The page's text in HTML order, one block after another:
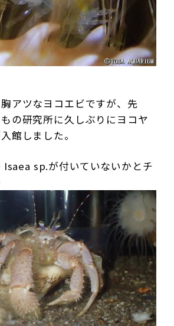
アツなヨコエビですが、 先
の研究所に久しぶりにヨコヤ
館しました。
Isaea sp.が付いていないかとチ